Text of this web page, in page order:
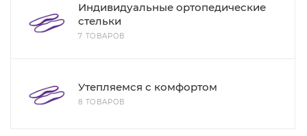
Индивидуальные ортопедические
стельки
7 ТОВАРОВ
Утепляемся с комфортом
8 ТОВАРОВ